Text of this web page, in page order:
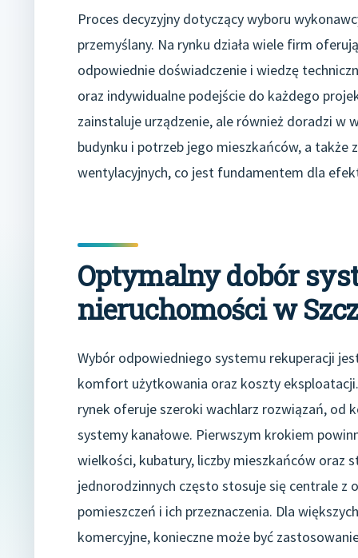
Proces decyzyjny dotyczący wyboru
przemyślany. Na rynku działa wiele firm
odpowiednie doświadczenie i wiedzę
oraz indywidualne podejście do każdego
zainstaluje urządzenie, ale również doradzi
budynku i potrzeb jego mieszkańców, a także
wentylacyjnych, co jest fundamentem dla
Optymalny dobór
nieruchomości w
Wybór odpowiedniego systemu rekuperacji
komfort użytkowania oraz koszty
rynek oferuje szeroki wachlarz rozwiązań, od
systemy kanałowe. Pierwszym krokiem
wielkości, kubatury, liczby mieszkańców oraz
jednorodzinnych często stosuje się centrale z
pomieszczeń i ich przeznaczenia. Dla
komercyjne, konieczne może być